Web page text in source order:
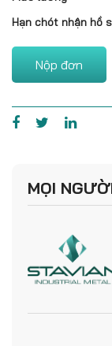
Hạn chót nhận hồ
Nộp đơn
MỌI